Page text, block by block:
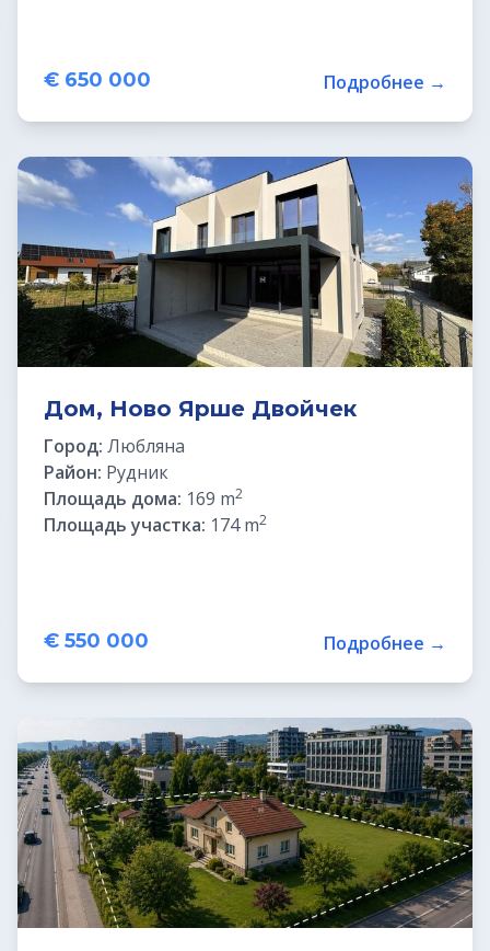
€ 650 000 Подробнее →
Дом, Ново Ярше Двойчек
Город: Любляна
Район: Рудник
Площадь дома: 169 m2
Площадь участка: 174 m2
€ 550 000 Подробнее →